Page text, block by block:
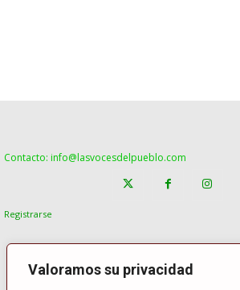
Valoramos su privacidad
Contacto: info@lasvocesdelpueblo.com
Registrarse